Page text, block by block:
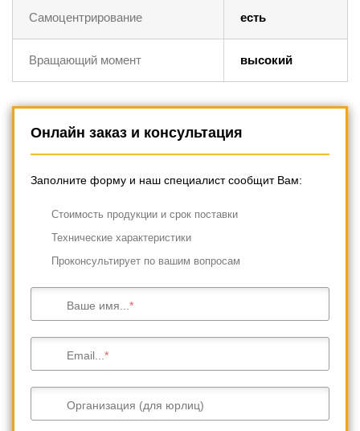
Самоцентрирование есть
Вращающий момент высокий
Онлайн заказ и консультация
Заполните форму и наш специалист сообщит Вам:
Cтоимость продукции и срок поставки
Технические характеристики
Проконсультирует по вашим вопросам
Ваше имя...
Email...
Организация (для юрлиц)